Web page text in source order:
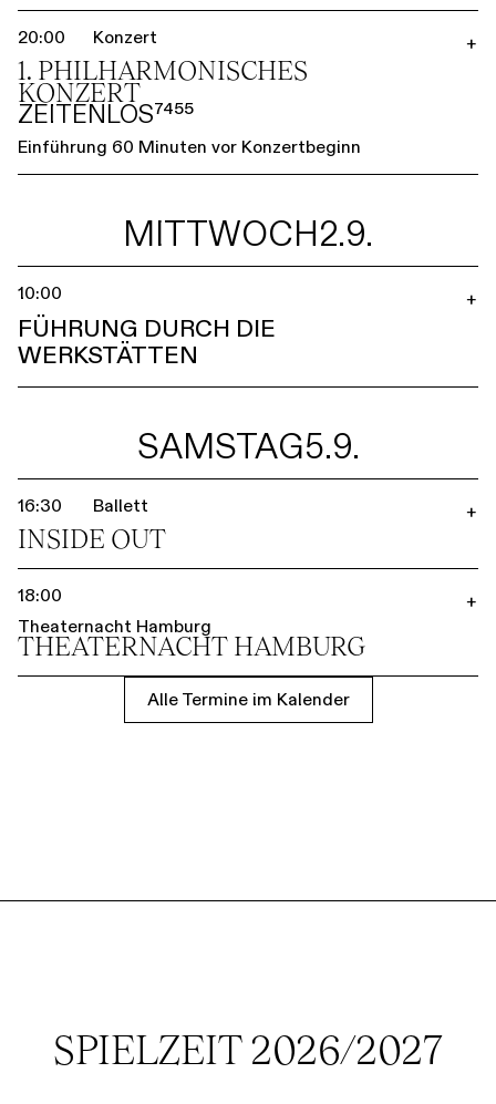
20:00 Konzert
1. PHILHARMO­NISCHES
KONZERT
ZEITENLOS⁷⁴⁵⁵
Einführung 60 Minuten vor Konzertbeginn
+
MITTWOCH2.9.
10:00
FÜHRUNG DURCH DIE
WERKSTÄTTEN
+
SAMSTAG5.9.
16:30 Ballett
INSIDE OUT
+
18:00
Theaternacht Hamburg
THEATER­NACHT HAMBURG
+
Alle Termine im Kalender
SPIELZEIT 2026/2027